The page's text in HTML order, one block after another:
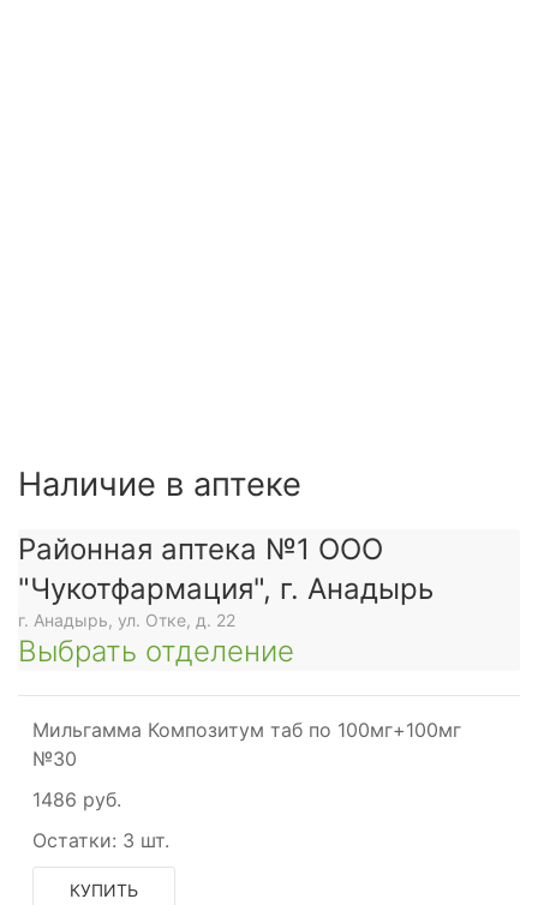
Наличие в аптеке
Районная аптека №1 ООО
"Чукотфармация", г. Анадырь
г. Анадырь, ул. Отке, д. 22
Выбрать отделение
Мильгамма Композитум таб по 100мг+100мг
№30
1486 руб.
Остатки: 3 шт.
КУПИТЬ